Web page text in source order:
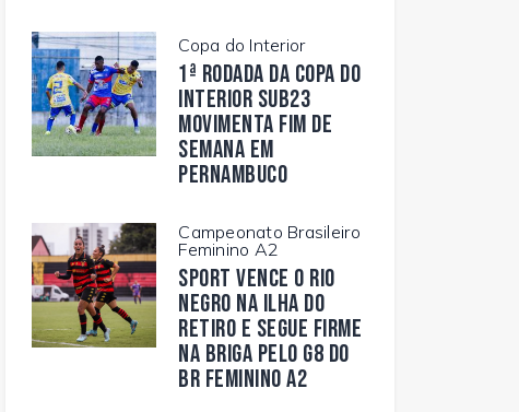
Copa do Interior
1ª rodada da Copa do
Interior Sub23
movimenta fim de
semana em
Pernambuco
Campeonato Brasileiro
Feminino A2
Sport vence o Rio
Negro na Ilha do
Retiro e segue firme
na briga pelo G8 do
BR Feminino A2